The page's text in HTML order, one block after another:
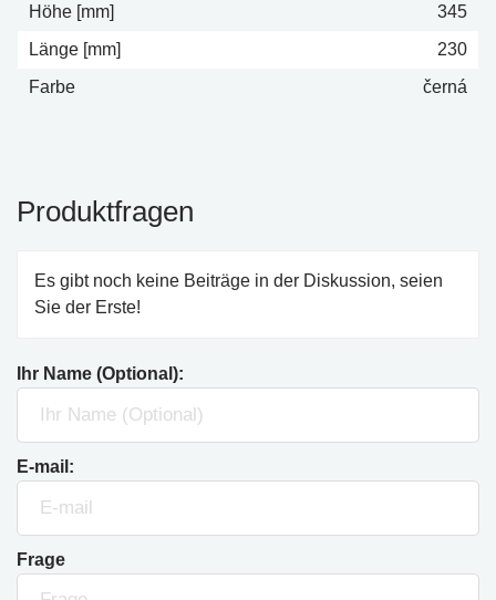
Höhe [mm]
345
Länge [mm]
230
Farbe
černá
Produktfragen
Es gibt noch keine Beiträge in der Diskussion, seien
Sie der Erste!
Ihr Name (Optional):
E-mail:
Frage